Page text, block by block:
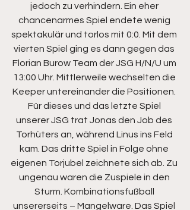
jedoch zu verhindern. Ein eher
chancenarmes Spiel endete wenig
spektakulär und torlos mit 0:0. Mit dem
vierten Spiel ging es dann gegen das
Florian Burow Team der JSG H/N/U um
13:00 Uhr. Mittlerweile wechselten die
Keeper untereinander die Positionen.
Für dieses und das letzte Spiel
unserer JSG trat Jonas den Job des
Torhüters an, während Linus ins Feld
kam. Das dritte Spiel in Folge ohne
eigenen Torjubel zeichnete sich ab. Zu
ungenau waren die Zuspiele in den
Sturm. Kombinationsfußball
unsererseits – Mangelware. Das Spiel